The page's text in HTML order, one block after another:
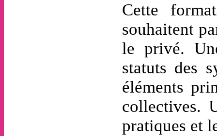
Cette
souhaitent
le privé.
statuts des
éléments
collectives.
pratiques et